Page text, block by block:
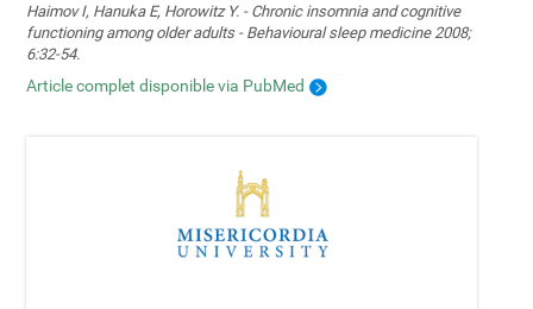
Haimov I, Hanuka E, Horowitz Y. - Chronic insomnia and cognitive
functioning among older adults - Behavioural sleep medicine 2008;
6:32-54.
Article complet disponible via PubMed